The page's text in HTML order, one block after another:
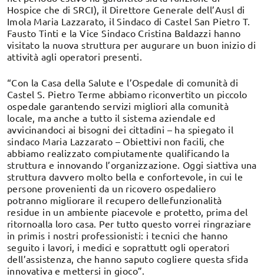
Hospice che di SRCI), il Direttore Generale dell’Ausl di
Imola Maria Lazzarato, il Sindaco di Castel San Pietro T.
Fausto Tinti e la Vice Sindaco Cristina Baldazzi hanno
visitato la nuova struttura per augurare un buon inizio di
attività agli operatori presenti.
“Con la Casa della Salute e l’Ospedale di comunità di
Castel S. Pietro Terme abbiamo riconvertito un piccolo
ospedale garantendo servizi migliori alla comunità
locale, ma anche a tutto il sistema aziendale ed
avvicinandoci ai bisogni dei cittadini – ha spiegato il
sindaco Maria Lazzarato – Obiettivi non facili, che
abbiamo realizzato compiutamente qualificando la
struttura e innovando l’organizzazione. Oggi siattiva una
struttura davvero molto bella e confortevole, in cui le
persone provenienti da un ricovero ospedaliero
potranno migliorare il recupero dellefunzionalità
residue in un ambiente piacevole e protetto, prima del
ritornoalla loro casa. Per tutto questo vorrei ringraziare
in primis i nostri professionisti: i tecnici che hanno
seguito i lavori, i medici e soprattutt ogli operatori
dell’assistenza, che hanno saputo cogliere questa sfida
innovativa e mettersi in gioco”.